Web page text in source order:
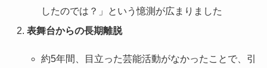
したのでは？」という憶測が広まりました
表舞台からの長期離脱
約5年間、目立った芸能活動がなかったことで、引